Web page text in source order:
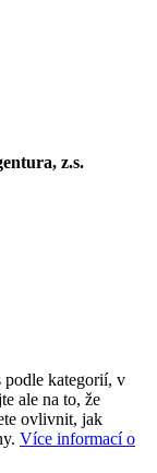
z.s.
podle kategorií, v
ale na to, že
ovlivnit, jak
Více informací o